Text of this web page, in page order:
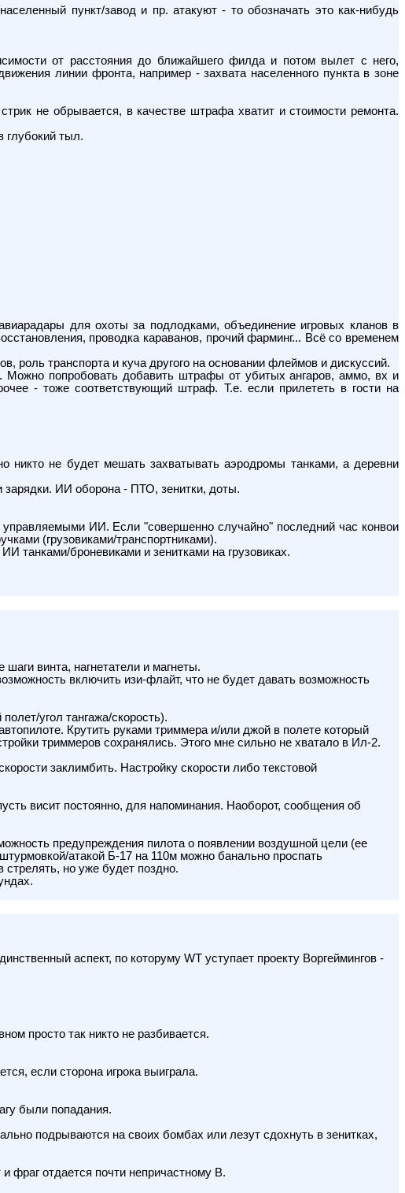
пункт/завод и пр. атакуют - то обозначать это как-нибудь
от расстояния до ближайшего филда и потом вылет с него,
линии фронта, например - захвата населенного пункта в зоне
не обрывается, в качестве штрафа хватит и стоимости ремонта.
глубокий тыл.
для охоты за подлодками, объединение игровых кланов в
проводка караванов, прочий фарминг... Всё со временем
роль транспорта и куча другого на основании флеймов и дискуссий.
Можно попробовать добавить штрафы от убитых ангаров, аммо, вх и
- тоже соответствующий штраф. Т.е. если прилететь в гости на
никто не будет мешать захватывать аэродромы танками, а деревни
зарядки. ИИ оборона - ПТО, зенитки, доты.
ИИ. Если "совершенно случайно" последний час конвои
(грузовиками/транспортниками).
танками/броневиками и зенитками на грузовиках.
винта, нагнетатели и магнеты.
включить изи-флайт, что не будет давать возможность
угол тангажа/скорость).
Крутить руками триммера и/или джой в полете который
триммеров сохранялись. Этого мне сильно не хватало в Ил-2.
заклимбить. Настройку скорости либо текстовой
висит постоянно, для напоминания. Наоборот, сообщения об
предупреждения пилота о появлении воздушной цели (ее
атакой Б-17 на 110м можно банально проспать
но уже будет поздно.
аспект, по которуму WT уступает проекту Воргеймингов -
просто так никто не разбивается.
если сторона игрока выиграла.
были попадания.
подрываются на своих бомбах или лезут сдохнуть в зенитках,
фраг отдается почти непричастному В.